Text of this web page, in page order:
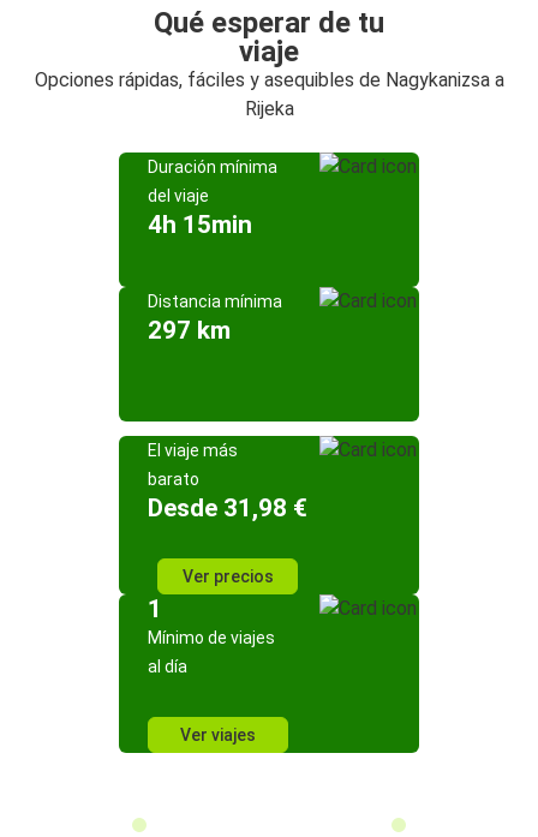
Qué esperar de tu
viaje
Opciones rápidas, fáciles y asequibles de Nagykanizsa a
Rijeka
Duración mínima
del viaje
4h 15min
Distancia mínima
297 km
El viaje más
barato
Desde 31,98 €
Ver precios
1
Mínimo de viajes
al día
Ver viajes